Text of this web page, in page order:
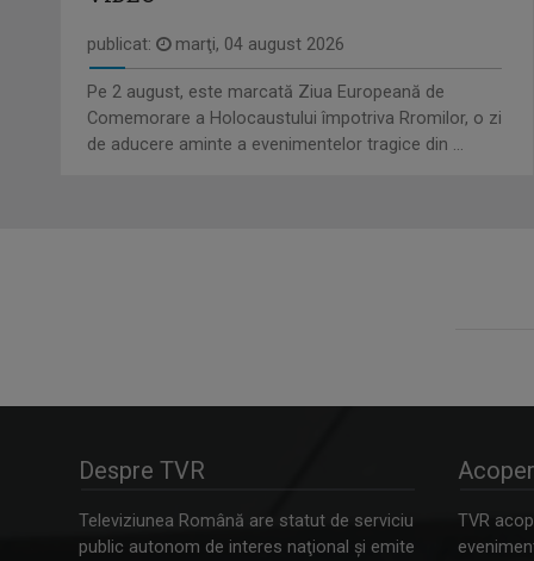
publicat: marţi, 04 august 2026
Pe 2 august, este marcată Ziua Europeană de
Comemorare a Holocaustului împotriva Rromilor, o zi
de aducere aminte a evenimentelor tragice din ...
Despre TVR
Televiziunea Română are statut de serviciu
public autonom de interes naţional şi emite
TVR